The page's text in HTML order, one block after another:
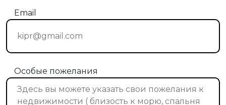
Email
Особые пожелания